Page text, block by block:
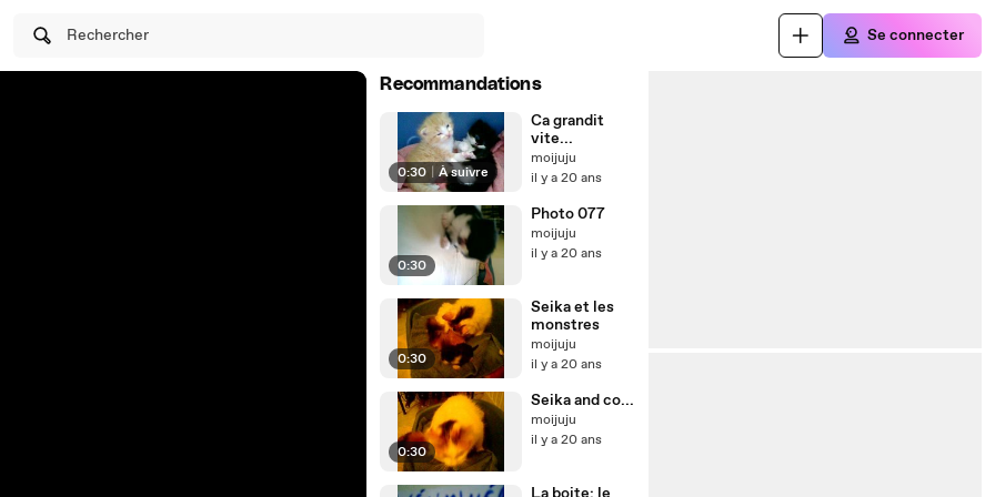
Rechercher Se connecter
Recommandations
0:30 À suivre
Ca grandit
vite...
moijuju
il y a 20 ans
0:30
Photo 077
moijuju
il y a 20 ans
0:30
Seika et les
monstres
moijuju
il y a 20 ans
0:30
Seika and co...
moijuju
il y a 20 ans